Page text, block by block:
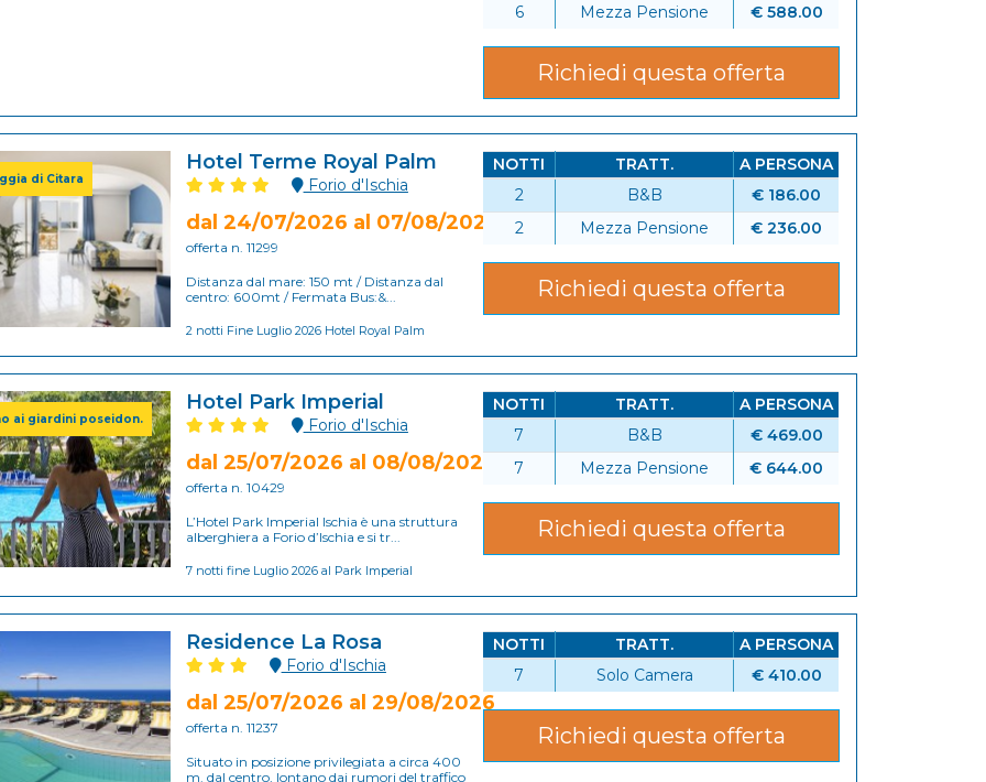
6
Mezza Pensione € 588.00
Richiedi questa offerta
di Citara
Hotel Terme Royal Palm
Forio d'Ischia
dal 24/07/2026 al 07/08/2026
offerta n. 11299
Distanza dal mare: 150 mt / Distanza dal
centro: 600mt / Fermata Bus:&...
2 notti Fine Luglio 2026 Hotel Royal Palm
NOTTI TRATT.
A PERSONA
2
B&B
€ 186.00
2
Mezza Pensione € 236.00
Richiedi questa offerta
ai giardini poseidon.
Hotel Park Imperial
Forio d'Ischia
dal 25/07/2026 al 08/08/2026
offerta n. 10429
L’Hotel Park Imperial Ischia è una struttura
alberghiera a Forio d’Ischia e si tr...
7 notti fine Luglio 2026 al Park Imperial
NOTTI TRATT.
A PERSONA
7
B&B
€ 469.00
7
Mezza Pensione € 644.00
Richiedi questa offerta
Residence La Rosa
Forio d'Ischia
dal 25/07/2026 al 29/08/2026
offerta n. 11237
Situato in posizione privilegiata a circa 400
m. dal centro, lontano dai rumori del traffico
NOTTI TRATT.
A PERSONA
7
Solo Camera € 410.00
Richiedi questa offerta